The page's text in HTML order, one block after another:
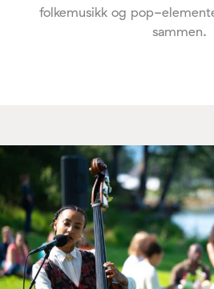
folkemusikk og pop-
sammen.